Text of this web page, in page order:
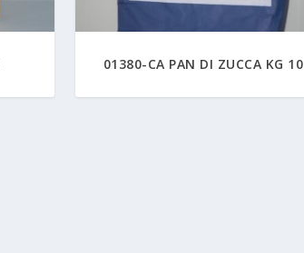
01380-CA PAN DI ZUCCA KG 10